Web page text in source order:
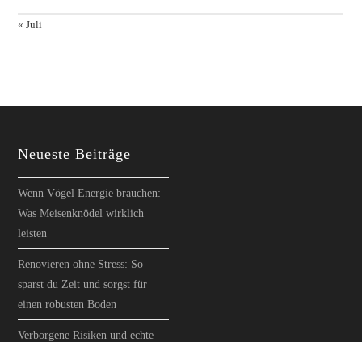
« Juli
Neueste Beiträge
Wenn Vögel Energie brauchen:
Was Meisenknödel wirklich
leisten
Renovieren ohne Stress: So
sparst du Zeit und sorgst für
einen robusten Boden
Verborgene Risiken und echte